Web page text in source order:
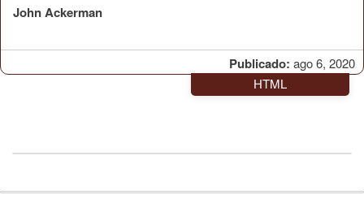
Publicado: ago 6, 2020
John Ackerman
HTML